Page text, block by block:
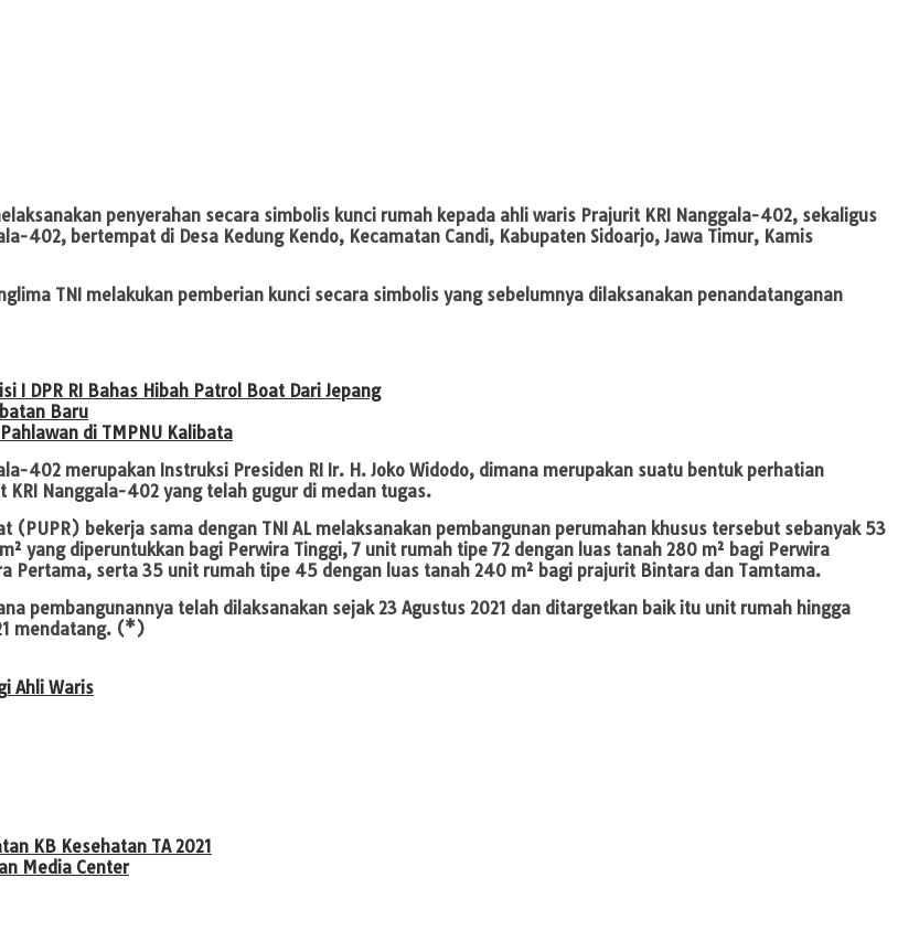
penyerahan secara simbolis kunci rumah kepada ahli waris Prajurit KRI Nanggala-402, sekaligus
402, bertempat di Desa Kedung Kendo, Kecamatan Candi, Kabupaten Sidoarjo, Jawa Timur, Kamis
TNI melakukan pemberian kunci secara simbolis yang sebelumnya dilaksanakan penandatanganan
I DPR RI Bahas Hibah Patrol Boat Dari Jepang
Baru
di TMPNU Kalibata
402 merupakan Instruksi Presiden RI Ir. H. Joko Widodo, dimana merupakan suatu bentuk perhatian
Nanggala-402 yang telah gugur di medan tugas.
bekerja sama dengan TNI AL melaksanakan pembangunan perumahan khusus tersebut sebanyak 53
yang diperuntukkan bagi Perwira Tinggi, 7 unit rumah tipe 72 dengan luas tanah 280 m² bagi Perwira
Pertama, serta 35 unit rumah tipe 45 dengan luas tanah 240 m² bagi prajurit Bintara dan Tamtama.
pembangunannya telah dilaksanakan sejak 23 Agustus 2021 dan ditargetkan baik itu unit rumah hingga
mendatang. (*)
Ahli Waris
KB Kesehatan TA 2021
Media Center